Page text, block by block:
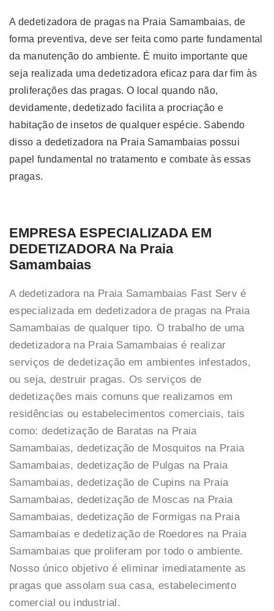
A dedetizadora de pragas na Praia Samambaias, de
forma preventiva, deve ser feita como parte fundamental
da manutenção do ambiente. É muito importante que
seja realizada uma dedetizadora eficaz para dar fim às
proliferações das pragas. O local quando não,
devidamente, dedetizado facilita a procriação e
habitação de insetos de qualquer espécie. Sabendo
disso a dedetizadora na Praia Samambaias possui
papel fundamental no tratamento e combate às essas
pragas.
EMPRESA ESPECIALIZADA EM
DEDETIZADORA Na Praia
Samambaias
A dedetizadora na Praia Samambaias Fast Serv é
especializada em dedetizadora de pragas na Praia
Samambaias de qualquer tipo. O trabalho de uma
dedetizadora na Praia Samambaias é realizar
serviços de dedetização em ambientes infestados,
ou seja, destruir pragas. Os serviços de
dedetizações mais comuns que realizamos em
residências ou estabelecimentos comerciais, tais
como: dedetização de Baratas na Praia
Samambaias, dedetização de Mosquitos na Praia
Samambaias, dedetização de Pulgas na Praia
Samambaias, dedetização de Cupins na Praia
Samambaias, dedetização de Moscas na Praia
Samambaias, dedetização de Formigas na Praia
Samambaias e dedetização de Roedores na Praia
Samambaias que proliferam por todo o ambiente.
Nosso único objetivo é eliminar imediatamente as
pragas que assolam sua casa, estabelecimento
comercial ou industrial.